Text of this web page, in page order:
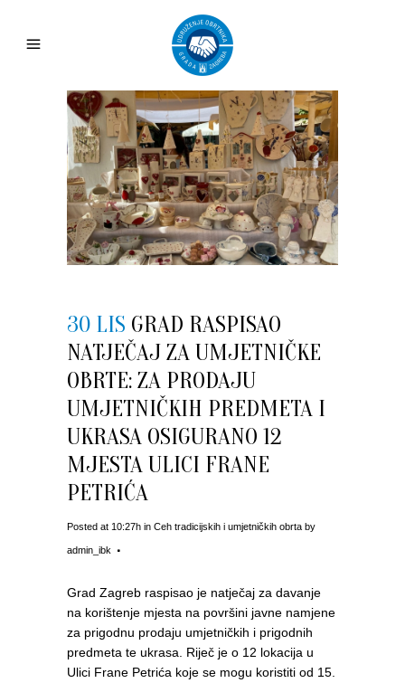
30 LIS GRAD RASPISAO
NATJEČAJ ZA UMJETNIČKE
OBRTE: ZA PRODAJU
UMJETNIČKIH PREDMETA I
UKRASA OSIGURANO 12
MJESTA ULICI FRANE
PETRIĆA
Posted at 10:27h in Ceh tradicijskih i umjetničkih obrta by
admin_ibk
Grad Zagreb raspisao je natječaj za davanje
na korištenje mjesta na površini javne namjene
za prigodnu prodaju umjetničkih i prigodnih
predmeta te ukrasa. Riječ je o 12 lokacija u
Ulici Frane Petrića koje se mogu koristiti od 15.